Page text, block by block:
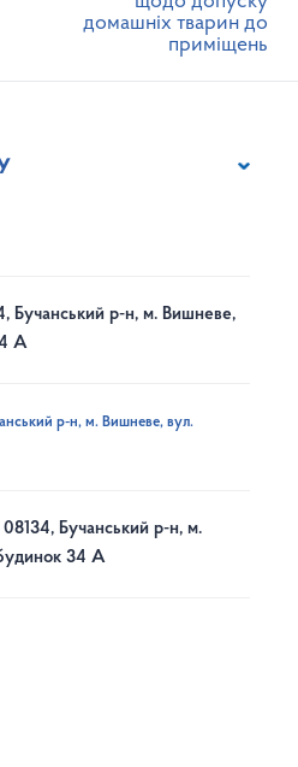
домашніх тварин до
приміщень
Бучанський р-н, м. Вишневе,
А
р-н, м. Вишневе, вул.
Бучанський р-н, м.
34 А